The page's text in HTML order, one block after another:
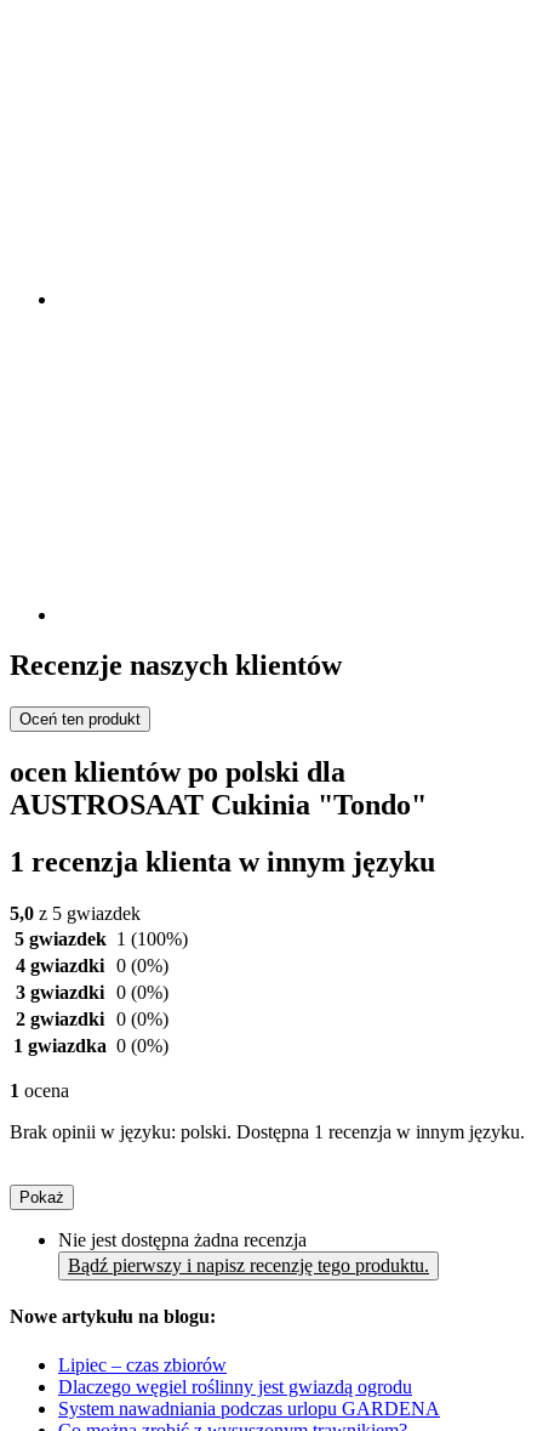
Recenzje naszych klientów
Oceń ten produkt
ocen klientów po polski dla
AUSTROSAAT Cukinia "Tondo"
1 recenzja klienta w innym języku
5,0 z 5 gwiazdek
5 gwiazdek 1 (100%)
4 gwiazdki 0 (0%)
3 gwiazdki 0 (0%)
2 gwiazdki 0 (0%)
1 gwiazdka 0 (0%)
1 ocena
Brak opinii w języku: polski. Dostępna 1 recenzja w innym języku.
Pokaż
Nie jest dostępna żadna recenzja
Bądź pierwszy i napisz recenzję tego produktu.
Nowe artykułu na blogu:
Lipiec – czas zbiorów
Dlaczego węgiel roślinny jest gwiazdą ogrodu
System nawadniania podczas urlopu GARDENA